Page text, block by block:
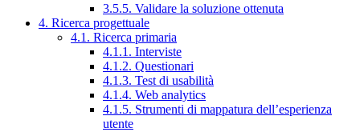
3.5.5. Validare la soluzione ottenuta
4. Ricerca progettuale
4.1. Ricerca primaria
4.1.1. Interviste
4.1.2. Questionari
4.1.3. Test di usabilità
4.1.4. Web analytics
4.1.5. Strumenti di mappatura dell’esperienza
utente